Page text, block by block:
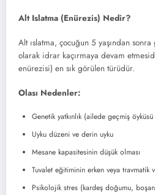
Alt Islatma (Enürezis) Nedir?
Alt ıslatma, çocuğun 5 yaşından
olarak idrar kaçırmaya devam
enürezisi) en sık görülen türüdür.
Olası Nedenler:
Genetik yatkınlık (ailede geçmiş
Uyku düzeni ve derin uyku
Mesane kapasitesinin düşük olması
Tuvalet eğitiminin erken veya travmatik
Psikolojik stres (kardeş doğumu,